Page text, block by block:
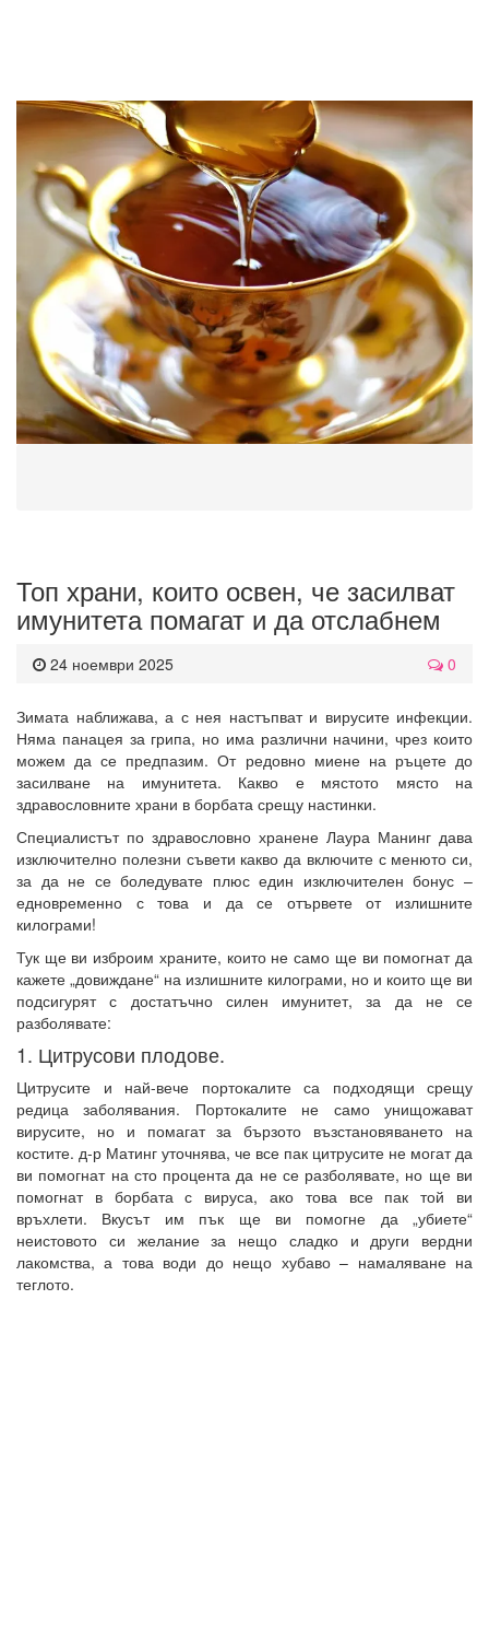
Топ храни, които освен, че засилват
имунитета помагат и да отслабнем
24 ноември 2025 0
Зимата наближава, а с нея настъпват и вирусите инфекции.
Няма панацея за грипа, но има различни начини, чрез които
можем да се предпазим. От редовно миене на ръцете до
засилване на имунитета. Какво е мястото място на
здравословните храни в борбата срещу настинки.
Специалистът по здравословно хранене Лаура Манинг дава
изключително полезни съвети какво да включите с менюто си,
за да не се боледувате плюс един изключителен бонус –
едновременно с това и да се отървете от излишните
килограми!
Тук ще ви изброим храните, които не само ще ви помогнат да
кажете „довиждане“ на излишните килограми, но и които ще ви
подсигурят с достатъчно силен имунитет, за да не се
разболявате:
1. Цитрусови плодове.
Цитрусите и най-вече портокалите са подходящи срещу
редица заболявания. Портокалите не само унищожават
вирусите, но и помагат за бързото възстановяването на
костите. д-р Матинг уточнява, че все пак цитрусите не могат да
ви помогнат на сто процента да не се разболявате, но ще ви
помогнат в борбата с вируса, ако това все пак той ви
връхлети. Вкусът им пък ще ви помогне да „убиете“
неистовото си желание за нещо сладко и други вердни
лакомства, а това води до нещо хубаво – намаляване на
теглото.